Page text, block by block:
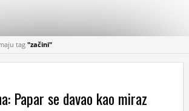
tag "začini"
Papar se davao kao miraz